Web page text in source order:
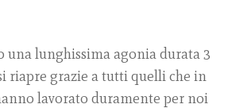
una lunghissima agonia durata 3
riapre grazie a tutti quelli che in
lavorato duramente per noi